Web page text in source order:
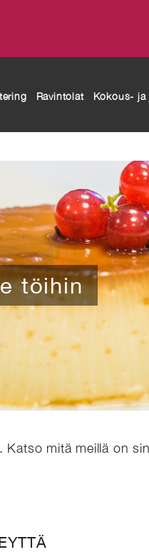
Ravintolat Kokous-
töihin
mitä meillä on